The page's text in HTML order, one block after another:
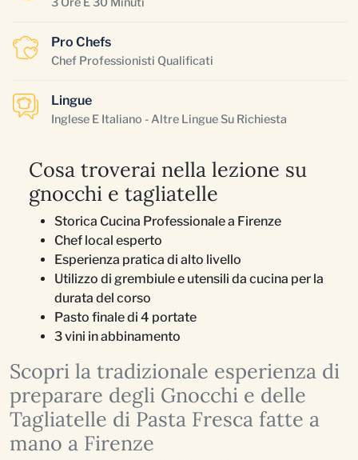
Pro Chefs
Chef Professionisti Qualificati
Lingue
Inglese E Italiano - Altre Lingue Su Richiesta
Cosa troverai nella lezione su
gnocchi e tagliatelle
Storica Cucina Professionale a Firenze
Chef local esperto
Esperienza pratica di alto livello
Utilizzo di grembiule e utensili da cucina per la
durata del corso
Pasto finale di 4 portate
3 vini in abbinamento
Scopri la tradizionale esperienza di
preparare degli Gnocchi e delle
Tagliatelle di Pasta Fresca fatte a
mano a Firenze